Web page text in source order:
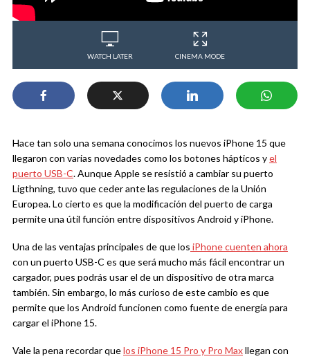
WATCH LATER CINEMA MODE
Hace tan solo una semana conocimos los nuevos iPhone 15 que
llegaron con varias novedades como los botones hápticos yel
puerto USB-C. Aunque Apple se resistió a cambiar su puerto
Ligthning, tuvo que ceder ante las regulaciones de la Unión
Europea. Lo cierto es que la modificación del puerto de carga
permite una útil función entre dispositivos Android y iPhone.
Una de las ventajas principales de que los iPhone cuenten ahora
con un puerto USB-C es que será mucho más fácil encontrar un
cargador, pues podrás usar el de un dispositivo de otra marca
también. Sin embargo, lo más curioso de este cambio es que
permite que los Android funcionen como fuente de energía para
cargar el iPhone 15.
Vale la pena recordar quelos iPhone 15 Pro y Pro Maxllegan con